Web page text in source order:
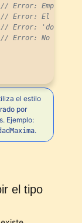
Empieza
El guion
'double' es
No se
el estilo
por
Ejemplo:
.
el tipo